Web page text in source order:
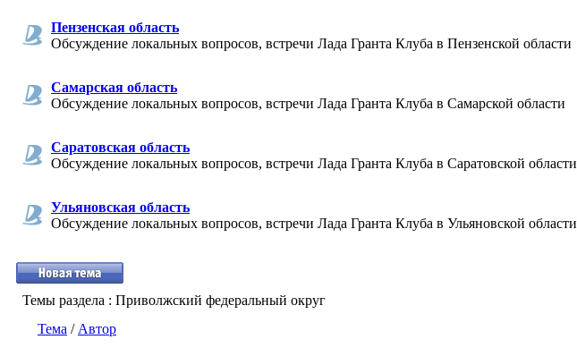
Пензенская область
Обсуждение локальных вопросов, встречи Лада Гранта Клуба в Пензенской области
Самарская область
Обсуждение локальных вопросов, встречи Лада Гранта Клуба в Самарской области
Саратовская область
Обсуждение локальных вопросов, встречи Лада Гранта Клуба в Саратовской области
Ульяновская область
Обсуждение локальных вопросов, встречи Лада Гранта Клуба в Ульяновской области
Темы раздела : Приволжский федеральный округ
Тема / Автор